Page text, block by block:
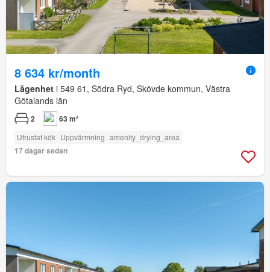
8 634 kr/month
Lägenhet i 549 61, Södra Ryd, Skövde kommun, Västra
Götalands län
2 63 m²
Utrustat kök Uppvärmning amenity_drying_area
17 dagar sedan